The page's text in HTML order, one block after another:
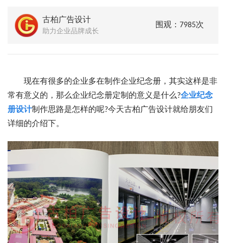
古柏广告设计
助力企业品牌成长
围观：7985次
现在有很多的企业多在制作企业纪念册，其实这样是非
常有意义的，那么企业纪念册定制的意义是什么?企业纪念
册设计制作思路是怎样的呢?今天古柏广告设计就给朋友们
详细的介绍下。